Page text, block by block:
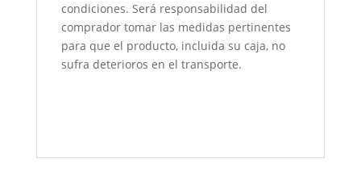
condiciones. Será responsabilidad del
comprador tomar las medidas pertinentes
para que el producto, incluida su caja, no
sufra deterioros en el transporte.